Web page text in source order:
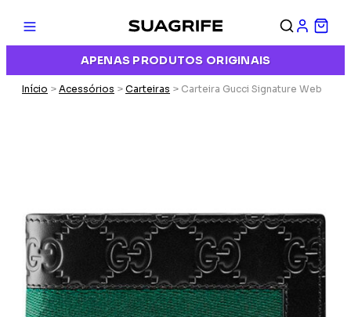
APENAS PRODUTOS ORIGINAIS
Início > Acessórios > Carteiras > Carteira Gucci Signature Web